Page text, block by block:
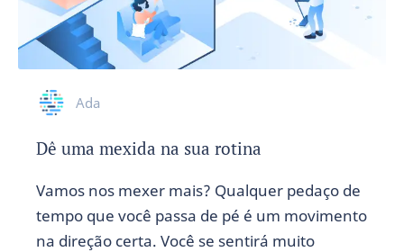
Ada
Dê uma mexida na sua rotina
Vamos nos mexer mais? Qualquer pedaço de
tempo que você passa de pé é um movimento
na direção certa. Você se sentirá muito